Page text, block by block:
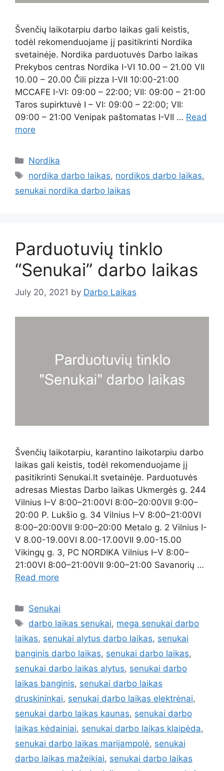
Švenčių laikotarpiu darbo laikas gali keistis,
todėl rekomenduojame jį pasitikrinti Nordika
svetainėje. Nordika parduotuvės Darbo laikas
Prekybos centras Nordika I-VI 10.00 – 21.00 VII
10.00 – 20.00 Čili pizza I-VII 10:00-21:00
MCCAFE I-VI: 09:00 – 22:00; VII: 09:00 – 21:00
Taros supirktuvė I – VI: 09:00 – 22:00; VII:
09:00 – 21:00 Venipak paštomatas I-VII … Read
more
Nordika
nordika darbo laikas, nordikos darbo laikas,
senukai nordika darbo laikas
Parduotuvių tinklo
“Senukai” darbo laikas
July 20, 2021 by Darbo Laikas
Švenčių laikotarpiu, karantino laikotarpiu darbo
laikas gali keistis, todėl rekomenduojame jį
pasitikrinti Senukai.lt svetainėje. Parduotuvės
adresas Miestas Darbo laikas Ukmergės g. 244
Vilnius I–V 8:00–21:00VI 8:00–20:00VII 9:00–
20:00 P. Lukšio g. 34 Vilnius I–V 8:00–21:00VI
8:00–20:00VII 9:00–20:00 Metalo g. 2 Vilnius I-
V 8.00-19.00VI 8.00-17.00VII 9.00-15.00
Vikingų g. 3, PC NORDIKA Vilnius I–V 8:00–
21:00VI 8:00–21:00VII 9:00–21:00 Savanorių …
Read more
Senukai
darbo laikas senukai, mega senukai darbo
laikas, senukai alytus darbo laikas, senukai
banginis darbo laikas, senukai darbo laikas,
senukai darbo laikas alytus, senukai darbo
laikas banginis, senukai darbo laikas
druskininkai, senukai darbo laikas elektrėnai,
senukai darbo laikas kaunas, senukai darbo
laikas kėdainiai, senukai darbo laikas klaipėda,
senukai darbo laikas marijampolė, senukai
darbo laikas mažeikiai, senukai darbo laikas